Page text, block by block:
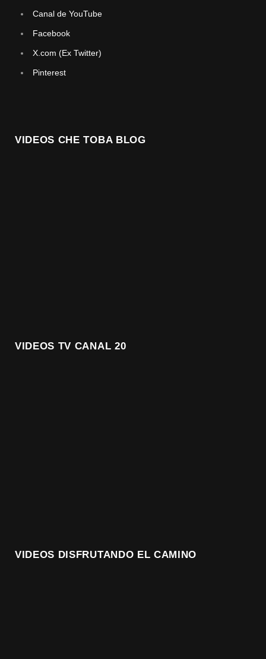
Canal de YouTube
Facebook
X.com (Ex Twitter)
Pinterest
VIDEOS CHE TOBA BLOG
VIDEOS TV CANAL 20
VIDEOS DISFRUTANDO EL CAMINO